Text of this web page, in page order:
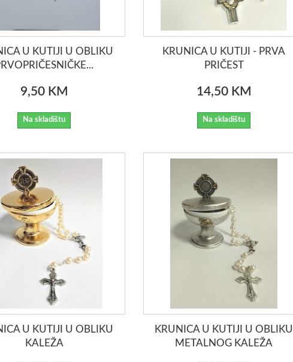
U KUTIJI U OBLIKU
9,50 KM
Na skladištu
KRUNICA U KUTIJI - PRVA
PRIČEST
14,50 KM
Na skladištu
U KUTIJI U OBLIKU
KALEŽA
KRUNICA U KUTIJI U OBLIKU
METALNOG KALEŽA